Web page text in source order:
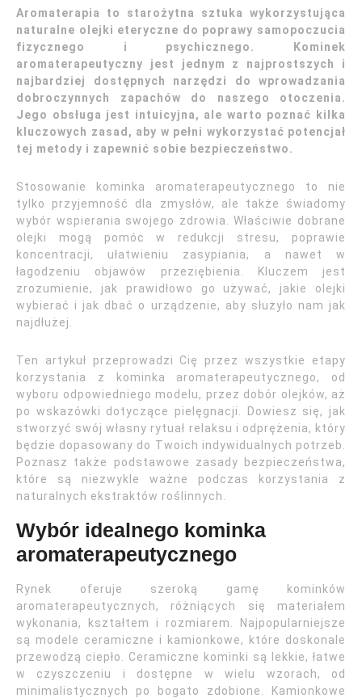
Aromaterapia to starożytna sztuka wykorzystująca
naturalne olejki eteryczne do poprawy samopoczucia
fizycznego i psychicznego. Kominek
aromaterapeutyczny jest jednym z najprostszych i
najbardziej dostępnych narzędzi do wprowadzania
dobroczynnych zapachów do naszego otoczenia.
Jego obsługa jest intuicyjna, ale warto poznać kilka
kluczowych zasad, aby w pełni wykorzystać potencjał
tej metody i zapewnić sobie bezpieczeństwo.
Stosowanie kominka aromaterapeutycznego to nie
tylko przyjemność dla zmysłów, ale także świadomy
wybór wspierania swojego zdrowia. Właściwie dobrane
olejki mogą pomóc w redukcji stresu, poprawie
koncentracji, ułatwieniu zasypiania, a nawet w
łagodzeniu objawów przeziębienia. Kluczem jest
zrozumienie, jak prawidłowo go używać, jakie olejki
wybierać i jak dbać o urządzenie, aby służyło nam jak
najdłużej.
Ten artykuł przeprowadzi Cię przez wszystkie etapy
korzystania z kominka aromaterapeutycznego, od
wyboru odpowiedniego modelu, przez dobór olejków, aż
po wskazówki dotyczące pielęgnacji. Dowiesz się, jak
stworzyć swój własny rytuał relaksu i odprężenia, który
będzie dopasowany do Twoich indywidualnych potrzeb.
Poznasz także podstawowe zasady bezpieczeństwa,
które są niezwykle ważne podczas korzystania z
naturalnych ekstraktów roślinnych.
Wybór idealnego kominka
aromaterapeutycznego
Rynek oferuje szeroką gamę kominków
aromaterapeutycznych, różniących się materiałem
wykonania, kształtem i rozmiarem. Najpopularniejsze
są modele ceramiczne i kamionkowe, które doskonale
przewodzą ciepło. Ceramiczne kominki są lekkie, łatwe
w czyszczeniu i dostępne w wielu wzorach, od
minimalistycznych po bogato zdobione. Kamionkowe